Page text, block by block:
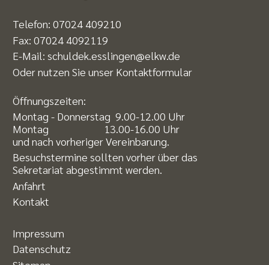
Telefon: 07024 409210
Fax: 07024 4092119
E-Mail: schuldek.esslingen@elkw.de
Oder nutzen Sie unser Kontaktformular
Öffnungszeiten:
Montag - Donnerstag 9.00-12.00 Uhr
Montag 13.00-16.00 Uhr
und nach vorheriger Vereinbarung.
Besuchstermine sollten vorher über das
Sekretariat abgestimmt werden.
Anfahrt
Kontakt
Impressum
Datenschutz